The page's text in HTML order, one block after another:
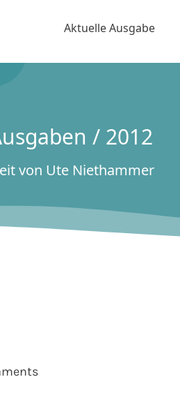
Aktuelle Ausgabe
/ 2012
von Ute Niethammer